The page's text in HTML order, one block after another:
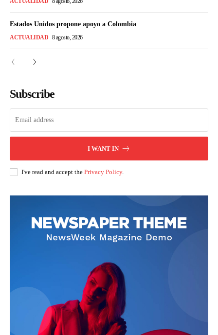
Estados Unidos propone apoyo a Colombia
ACTUALIDAD 8 agosto, 2026
Subscribe
I WANT IN
I've read and accept the Privacy Policy.